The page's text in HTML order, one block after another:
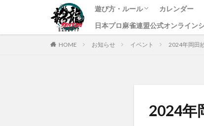
遊び方・ルール
龍龍のプレイ方法
ルール
課金方法
カレンダー
日本プロ麻雀連盟公式オンライン
HOME お知らせ イベント 2024年岡田
2024年